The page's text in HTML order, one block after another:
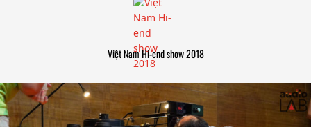
Việt Nam Hi-end show 2018